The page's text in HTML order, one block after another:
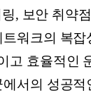
, 보안 취약
워크의 복
고 효율적인
서의 성공적